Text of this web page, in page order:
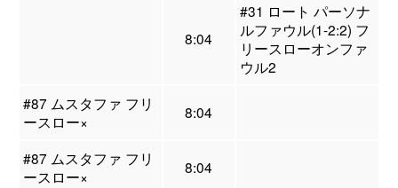
8:04
#31 ロート パーソナ
ルファウル(1-2:2) フ
リースローオンファ
ウル2
#87 ムスタファ フリ
ースロー×
8:04
#87 ムスタファ フリ
ースロー×
8:04